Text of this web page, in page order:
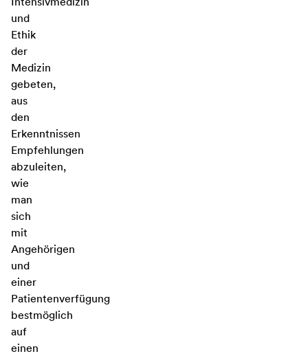
und
Ethik
der
Medizin
gebeten,
aus
den
Erkenntnissen
Empfehlungen
abzuleiten,
wie
man
sich
mit
Angehörigen
und
einer
Patientenverfügung
bestmöglich
auf
einen